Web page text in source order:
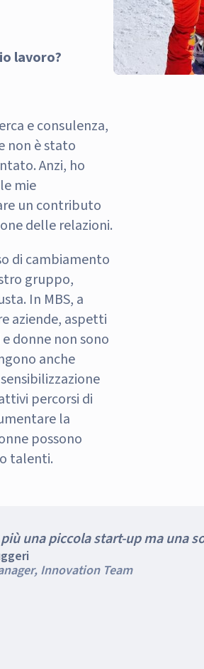
lavoro?
e consulenza,
non è stato
Anzi, ho
mie
un contributo
delle relazioni.
di cambiamento
gruppo,
In MBS, a
aziende, aspetti
donne non sono
anche
percorsi di
la
possono
talenti.
una piccola start-up ma una
Innovation Team